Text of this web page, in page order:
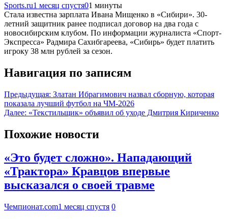
Sports.ru1 месяц спустя01 минуты
Стала известна зарплата Ивана Мищенко в «Сибири». 30-
летний защитник ранее подписал договор на два года с
новосибирским клубом. По информации журналиста «Спорт-
Экспресса» Радмира Сахибгареева, «Сибирь» будет платить
игроку 38 млн рублей за сезон.
Навигация по записям
Предыдущая: Златан Ибрагимович назвал сборную, которая
показала лучший футбол на ЧМ-2026
Далее: «Текстильщик» объявил об уходе Дмитрия Кириченко
Похожие новости
«Это будет сложно». Нападающий
«Трактора» Кравцов впервые
высказался о своей травме
Чемпионат.com1 месяц спустя 0